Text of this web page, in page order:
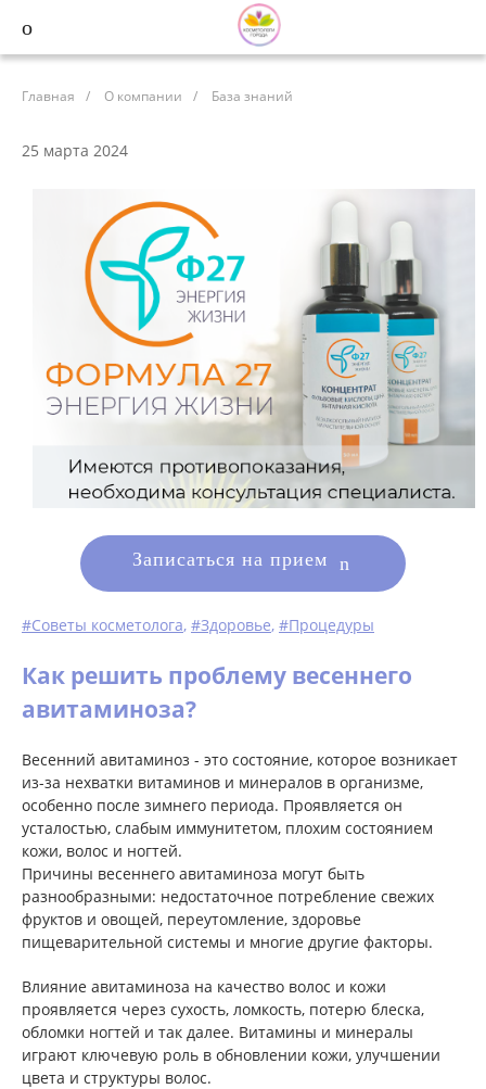
Главная / О компании / База знаний
25 марта 2024
Записаться на прием
#Советы косметолога, #Здоровье, #Процедуры
Как решить проблему весеннего
авитаминоза?
Весенний авитаминоз - это состояние, которое возникает
из-за нехватки витаминов и минералов в организме,
особенно после зимнего периода. Проявляется он
усталостью, слабым иммунитетом, плохим состоянием
кожи, волос и ногтей.
Причины весеннего авитаминоза могут быть
разнообразными: недостаточное потребление свежих
фруктов и овощей, переутомление, здоровье
пищеварительной системы и многие другие факторы.
Влияние авитаминоза на качество волос и кожи
проявляется через сухость, ломкость, потерю блеска,
обломки ногтей и так далее. Витамины и минералы
играют ключевую роль в обновлении кожи, улучшении
цвета и структуры волос.